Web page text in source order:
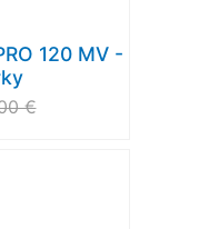
120 MV -
€